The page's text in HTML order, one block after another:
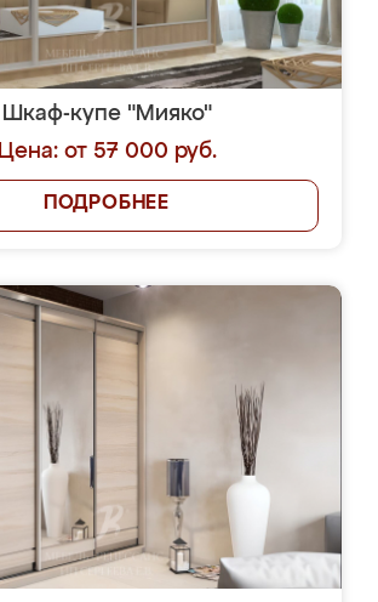
Шкаф-купе "Мияко"
Цена: от 57 000 руб.
ПОДРОБНЕЕ